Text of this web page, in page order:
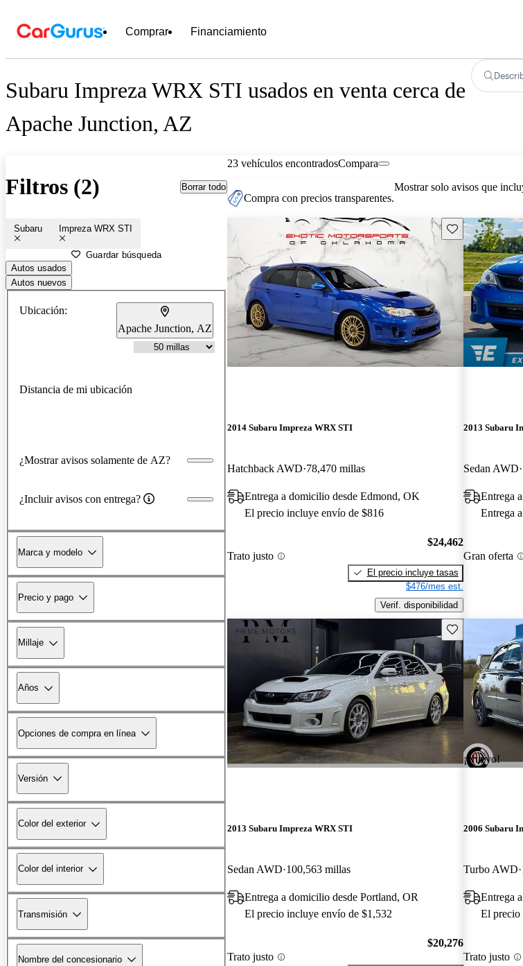
Comprar Financiamiento
Subaru Impreza WRX STI usados en venta cerca de
Apache Junction, AZ
Filtros (2) Borrar todo
Subaru Impreza WRX STI
Guardar búsqueda
Autos usados
Autos nuevos
Ubicación:
Apache Junction, AZ
Distancia de mi ubicación
¿Mostrar avisos solamente de AZ?
¿Incluir avisos con entrega?
Marca y modelo
Precio y pago
Millaje
Años
Opciones de compra en línea
Versión
Color del exterior
Color del interior
Transmisión
Nombre del concesionario
23 vehículos encontradosCompara
Compra con precios transparentes.
Mostrar solo avisos que
Guarda este Aviso
2014 Subaru Impreza WRX STI
Hatchback AWD 78,470 millas
Entrega a domicilio desde Edmond, OK
El precio incluye envío de $816
Trato justo
$24,462
El precio incluye tasas
$476/mes est.
Verif. disponibilidad
2013 Subaru
Sedan AWD
Entrega
Entrega
Gran oferta
Guarda este Aviso
2013 Subaru Impreza WRX STI
Sedan AWD 100,563 millas
Entrega a domicilio desde Portland, OR
El precio incluye envío de $1,532
Trato justo
$20,276
¡Nuevo!
2006 Subaru
Turbo AWD
Entrega
El precio
Trato justo